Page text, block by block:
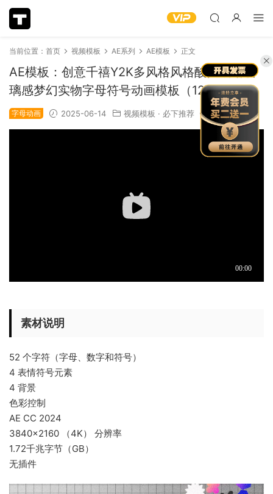
当前位置： 首页 视频模板 AE系列 AE模板 正文
AE模板：创意千禧Y2K多风格风格酸性镀铬玻
璃感梦幻实物字母符号动画模板（12639）
字母动画 2025-06-14 视频模板 · 必下推荐 1.24k
素材说明
52 个字符（字母、数字和符号）
4 表情符号元素
4 背景
色彩控制
AE CC 2024
3840×2160 （4K） 分辨率
1.72千兆字节（GB）
无插件